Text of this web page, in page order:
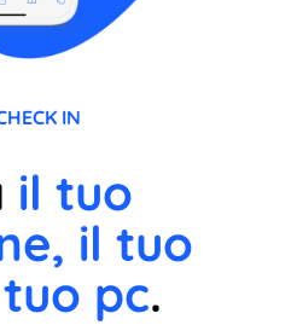
IN
il tuo
il tuo
pc.